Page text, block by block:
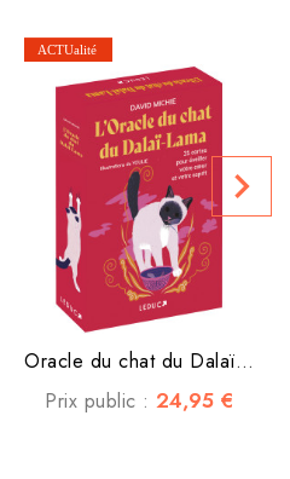
Oracle du chat du Dalaï-lama
Prix public : 24,95 €
navigate_next